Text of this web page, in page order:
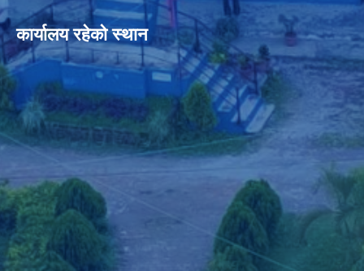
कार्यालय रहेको स्थान